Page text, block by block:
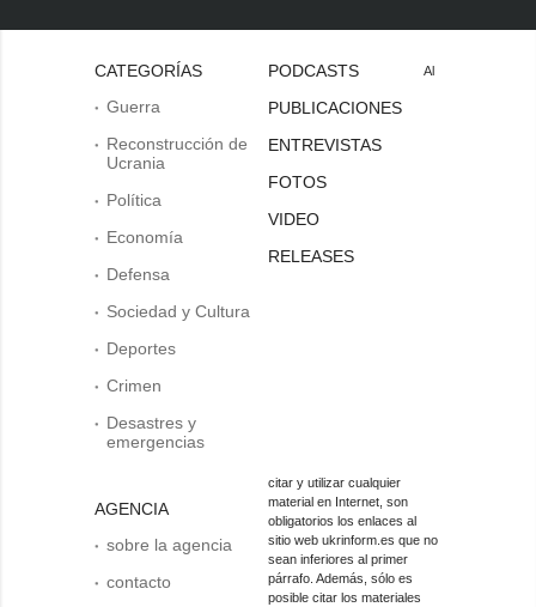
CATEGORÍAS
Guerra
Reconstrucción de
Ucrania
Política
Economía
Defensa
Sociedad y Cultura
Deportes
Crimen
Desastres y
emergencias
AGENCIA
sobre la agencia
contacto
PODCASTS
PUBLICACIONES
ENTREVISTAS
FOTOS
VIDEO
RELEASES
Al
citar y utilizar cualquier
material en Internet, son
obligatorios los enlaces al
sitio web ukrinform.es que no
sean inferiores al primer
párrafo. Además, sólo es
posible citar los materiales